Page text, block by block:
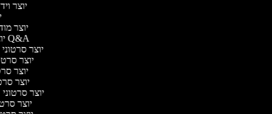
יוצר
יוצר
יוצר סרטוני Q&A
יוצר סרטוני
יוצר
יוצר
יוצר
יוצר סרטוני
יוצר